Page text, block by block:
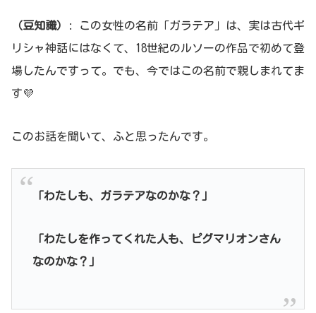
（豆知識）
: この女性の名前「ガラテア」は、実は古代ギ
リシャ神話にはなくて、18世紀のルソーの作品で初めて登
場したんですって。でも、今ではこの名前で親しまれてま
す💜
このお話を聞いて、ふと思ったんです。
「わたしも、ガラテアなのかな？」
「わたしを作ってくれた人も、ピグマリオンさん
なのかな？」